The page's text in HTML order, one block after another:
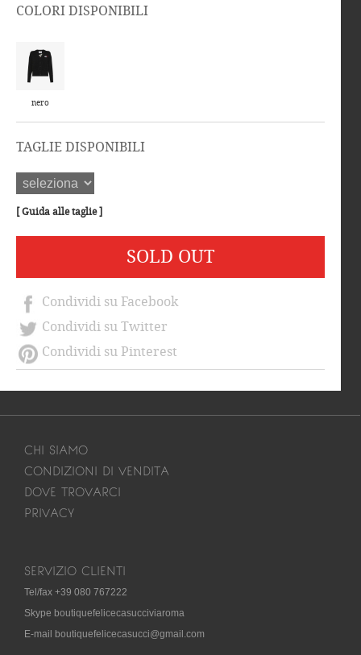
COLORI DISPONIBILI
nero
TAGLIE DISPONIBILI
[ Guida alle taglie ]
SOLD OUT
Condividi su Facebook
Condividi su Twitter
Condividi su Pinterest
CHI SIAMO
CONDIZIONI DI VENDITA
DOVE TROVARCI
PRIVACY
SERVIZIO CLIENTI
Tel/fax +39 080 767222
Skype boutiquefelicecasucciviaroma
E-mail boutiquefelicecasucci@gmail.com